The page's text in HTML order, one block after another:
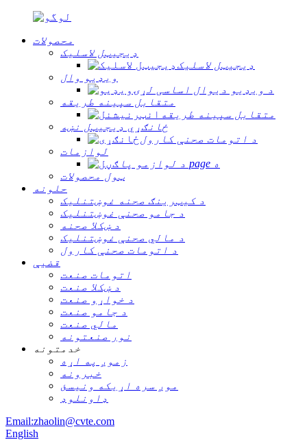
محصولات
ډیجیټل لاسلیک
ډیجیټل لاسلیک
ویډیو وال
د ویډیو دیوال اساسی لړۍ
متقابل سپینه طریقه
متقابل سپینه طریقه
ځانګړي ډیجیټل نښه
د اتومات صحنې کارول
لوازمات
د لوازمو پا page ه
ټول محصولات
حلونه
د کیټرینګ صحنه غوښتنلیک
د جامو صحنې غوښتنلیک
د ښکلا صحنه
د مالي صحنې غوښتنلیک
د اتومات صحنې کارول
قضیې
اتومات صنعت
د ښکلا صنعت
د خواړو صنعت
د جامو صنعت
مالي صنعت
نور صنعتونه
خدمتونه
زموږ په اړه
خبرونه
موږ سره اړیکه ونیسئ
ډاونلوډ
Email:zhaolin@cvte.com
English